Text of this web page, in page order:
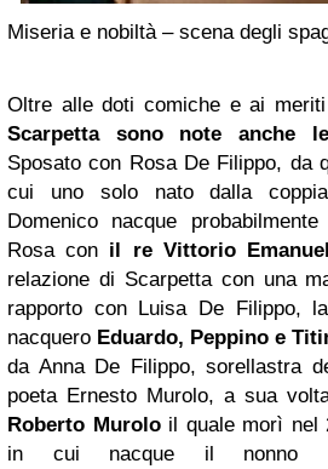
Miseria e nobiltà – scena degli
Oltre alle doti comiche e ai
Scarpetta sono note anche
Sposato con Rosa De Filippo, da
cui uno solo nato dalla
Domenico nacque
Rosa con il re Vittorio
relazione di Scarpetta con una
rapporto con Luisa De Filippo,
nacquero Eduardo, Peppino e
da Anna De Filippo, sorellastra
poeta Ernesto Murolo, a sua
Roberto Muroloil quale morì nel
in cui nacque il nonno